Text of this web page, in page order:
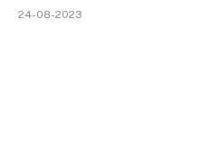
24-08-2023